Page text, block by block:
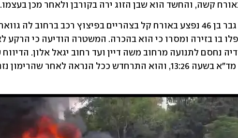
קשה, והחשד הוא שבן הזוג ירה בקורבן ולאחר מכן בעצמו.